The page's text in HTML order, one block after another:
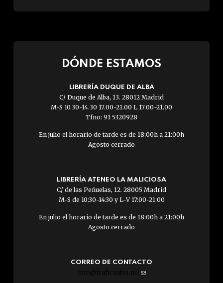
DÓNDE ESTAMOS
LIBRERÍA DUQUE DE ALBA
C/ Duque de Alba, 13. 28012 Madrid
M-S 10.30-14.30 17.00-21.00 L 17.00-21.00
Tfno: 91 5320928
En julio el horario de tarde es de 18:00h a 21:00h
Agosto cerrado
LIBRERÍA ATENEO LA MALICIOSA
C/ de las Peñuelas, 12. 28005 Madrid
M-S de 10:30-14:30 y L-V 17:00-21:00
En julio el horario de tarde es de 18:00h a 21:00h
Agosto cerrado
CORREO DE CONTACTO
info@traficantes.net (link